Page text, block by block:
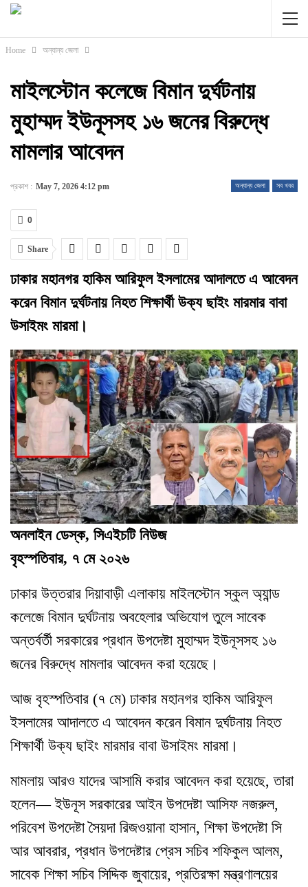
Home অন্যান্য জেলা
মাইলস্টোন কলেজে বিমান দুর্ঘটনায়
মুহাম্মদ ইউনূসসহ ১৬ জনের বিরুদ্ধে
মামলার আবেদন
অন্যান্য জেলা সব খবর
প্রকাশ : May 7, 2026 4:12 pm
0
Share
ঢাকার মহানগর হাকিম আরিফুল ইসলামের আদালতে এ আবেদন
করেন বিমান দুর্ঘটনায় নিহত শিক্ষার্থী উক্য ছাইং মারমার বাবা
উসাইমং মারমা।
অনলাইন ডেস্ক, সিএইচটি নিউজ
বৃহস্পতিবার, ৭ মে ২০২৬
ঢাকার উত্তরার দিয়াবাড়ী এলাকায় মাইলস্টোন স্কুল অ্যান্ড
কলেজে বিমান দুর্ঘটনায় অবহেলার অভিযোগ তুলে সাবেক
অন্তর্বর্তী সরকারের প্রধান উপদেষ্টা মুহাম্মদ ইউনূসসহ ১৬
জনের বিরুদ্ধে মামলার আবেদন করা হয়েছে।
আজ বৃহস্পতিবার (৭ মে) ঢাকার মহানগর হাকিম আরিফুল
ইসলামের আদালতে এ আবেদন করেন বিমান দুর্ঘটনায় নিহত
শিক্ষার্থী উক্য ছাইং মারমার বাবা উসাইমং মারমা।
মামলায় আরও যাদের আসামি করার আবেদন করা হয়েছে, তারা
হলেন— ইউনূস সরকারের আইন উপদেষ্টা আসিফ নজরুল,
পরিবেশ উপদেষ্টা সৈয়দা রিজওয়ানা হাসান, শিক্ষা উপদেষ্টা সি
আর আবরার, প্রধান উপদেষ্টার প্রেস সচিব শফিকুল আলম,
সাবেক শিক্ষা সচিব সিদ্দিক জুবায়ের, প্রতিরক্ষা মন্ত্রণালয়ের